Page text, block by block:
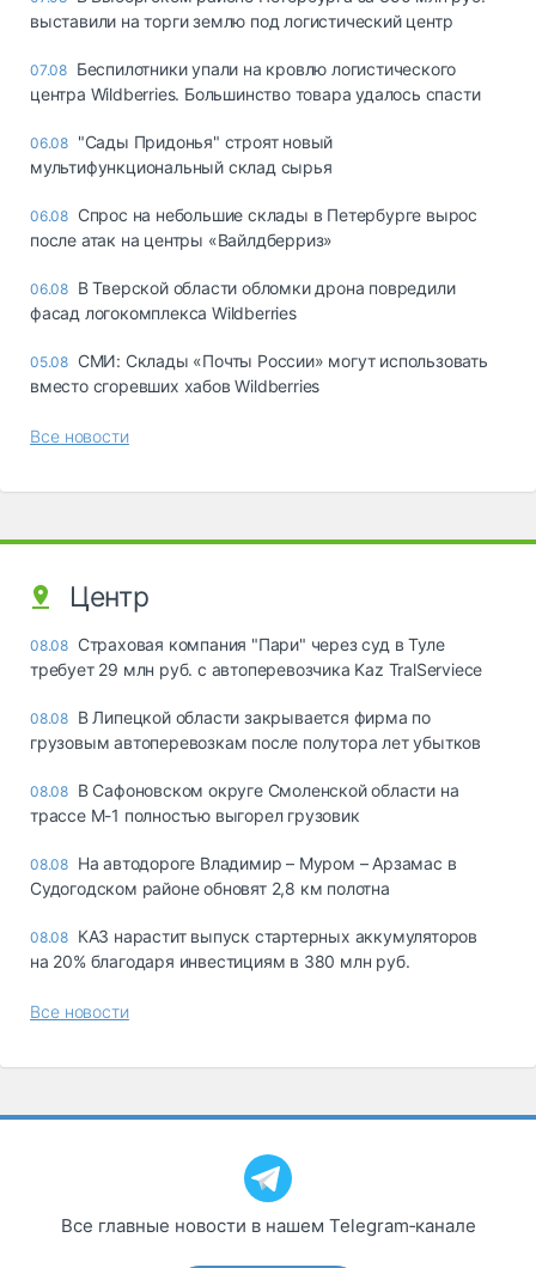
выставили на торги землю под логистический центр
07.08 Беспилотники упали на кровлю логистического
центра Wildberries. Большинство товара удалось спасти
06.08 "Сады Придонья" строят новый
мультифункциональный склад сырья
06.08 Спрос на небольшие склады в Петербурге вырос
после атак на центры «Вайлдберриз»
06.08 В Тверской области обломки дрона повредили
фасад логокомплекса Wildberries
05.08 СМИ: Склады «Почты России» могут использовать
вместо сгоревших хабов Wildberries
Все новости
Центр
08.08 Страховая компания "Пари" через суд в Туле
требует 29 млн руб. с автоперевозчика Kaz TralServiece
08.08 В Липецкой области закрывается фирма по
грузовым автоперевозкам после полутора лет убытков
08.08 В Сафоновском округе Смоленской области на
трассе М-1 полностью выгорел грузовик
08.08 На автодороге Владимир – Муром – Арзамас в
Судогодском районе обновят 2,8 км полотна
08.08 КАЗ нарастит выпуск стартерных аккумуляторов
на 20% благодаря инвестициям в 380 млн руб.
Все новости
Все главные новости в нашем Telegram‑канале